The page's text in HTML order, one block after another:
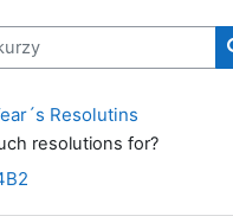
Resolutins
resolutions for?